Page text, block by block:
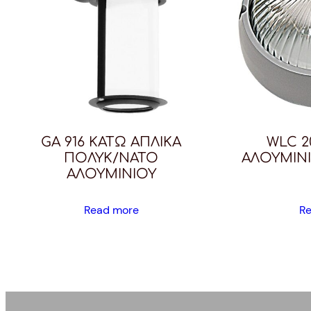
GA 916 ΚΑΤΩ ΑΠΛΙΚΑ
ΠΟΛΥΚ/ΝΑΤΟ
ΑΛΟΥΜΙΝΙΟΥ
Read more
WLC